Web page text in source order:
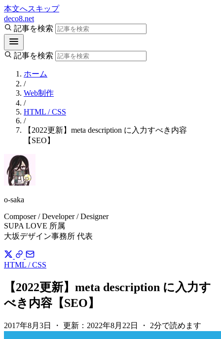
本文へスキップ
deco8.net
記事を検索
記事を検索
ホーム
/
Web制作
/
HTML / CSS
/
【2022更新】meta description に入力すべき内容
【SEO】
o-saka
Composer / Developer / Designer
SUPA LOVE 所属
大坂デザイン事務所 代表
HTML / CSS
【2022更新】meta description に入力す
べき内容【SEO】
2017年8月3日 ・ 更新： 2022年8月22日 ・ 2分で読めます